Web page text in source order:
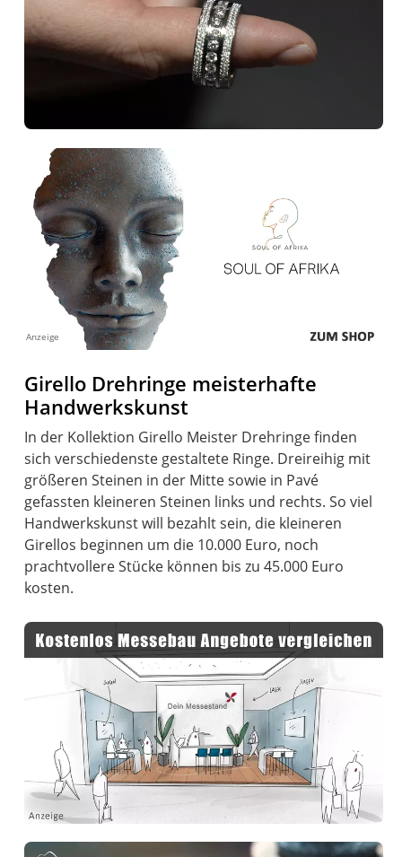
Anzeige
Girello Drehringe meisterhafte
Handwerkskunst
In der Kollektion Girello Meister Drehringe finden
sich verschiedenste gestaltete Ringe. Dreireihig mit
größeren Steinen in der Mitte sowie in Pavé
gefassten kleineren Steinen links und rechts. So viel
Handwerkskunst will bezahlt sein, die kleineren
Girellos beginnen um die 10.000 Euro, noch
prachtvollere Stücke können bis zu 45.000 Euro
kosten.